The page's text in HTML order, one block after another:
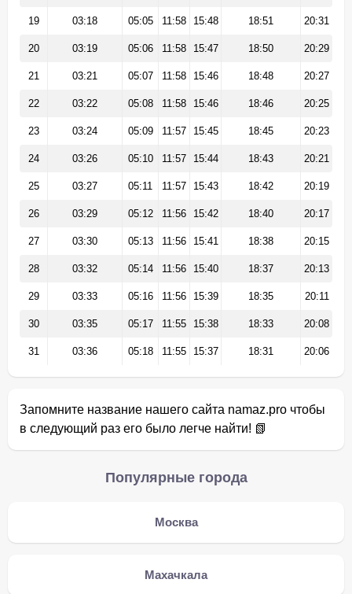
19 03:18 05:05 11:58 15:48 18:51 20:31
20 03:19 05:06 11:58 15:47 18:50 20:29
21 03:21 05:07 11:58 15:46 18:48 20:27
22 03:22 05:08 11:58 15:46 18:46 20:25
23 03:24 05:09 11:57 15:45 18:45 20:23
24 03:26 05:10 11:57 15:44 18:43 20:21
25 03:27 05:11 11:57 15:43 18:42 20:19
26 03:29 05:12 11:56 15:42 18:40 20:17
27 03:30 05:13 11:56 15:41 18:38 20:15
28 03:32 05:14 11:56 15:40 18:37 20:13
29 03:33 05:16 11:56 15:39 18:35 20:11
30 03:35 05:17 11:55 15:38 18:33 20:08
31 03:36 05:18 11:55 15:37 18:31 20:06
Запомните название нашего сайта namaz.pro чтобы
в следующий раз его было легче найти! 📗
Популярные города
Москва
Махачкала